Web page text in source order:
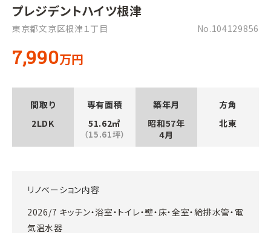
プレジデントハイツ根津
東京都文京区根津１丁目 No.104129856
7,990万円
間取り
2LDK
専有面積
51.62㎡
（15.61坪）
築年月
昭和57年
4月
方角
北東
リノベーション内容
2026/7 キッチン・浴室・トイレ・壁・床・全室・給排水管・電
気温水器